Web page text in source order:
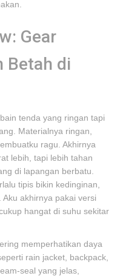
Gear
Betah di
tenda yang ringan tapi
Materialnya ringan,
ragu. Akhirnya
lebih, tapi lebih tahan
di lapangan berbatu.
tipis bikin kedinginan,
akhirnya pakai versi
hangat di suhu sekitar
memperhatikan daya
rain jacket, backpack,
seal yang jelas,